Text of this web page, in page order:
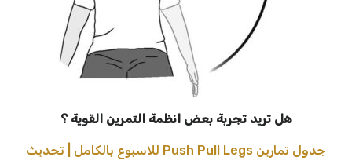
هل تريد تجربة بعض انظمة التمرين القوية ؟
جدول تمارين Push Pull Legs للاسبوع بالكامل | تحديث